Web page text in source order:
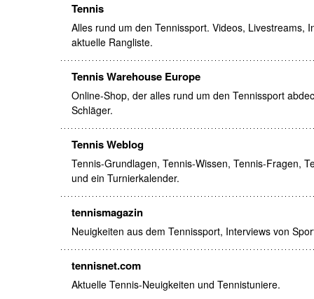
Tennis
Alles rund um den Tennissport. Videos, Livestreams,
aktuelle Rangliste.
Tennis Warehouse Europe
Online-Shop, der alles rund um den Tennissport
Schläger.
Tennis Weblog
Tennis-Grundlagen, Tennis-Wissen, Tennis-Fragen,
und ein Turnierkalender.
tennismagazin
Neuigkeiten aus dem Tennissport, Interviews von
tennisnet.com
Aktuelle Tennis-Neuigkeiten und Tennistuniere.